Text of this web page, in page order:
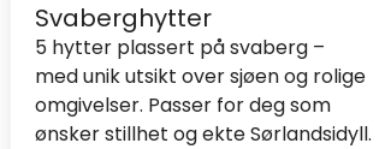
Svaberghytter
5 hytter plassert på svaberg –
med unik utsikt over sjøen og rolige
omgivelser. Passer for deg som
ønsker stillhet og ekte Sørlandsidyll.